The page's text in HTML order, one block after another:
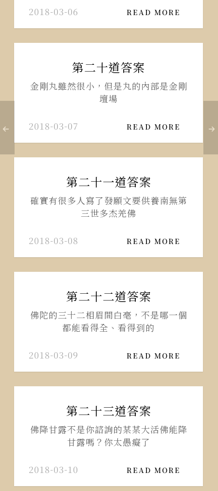
2018-03-06 READ MORE
第二十道答案
金剛丸雖然很小，但是丸的內部是金剛
壇場
2018-03-07 READ MORE
第二十一道答案
確實有很多人寫了發願文要供養南無第
三世多杰羌佛
2018-03-08 READ MORE
第二十二道答案
佛陀的三十二相眉間白毫，不是哪一個
都能看得全、看得到的
2018-03-09 READ MORE
第二十三道答案
佛降甘露不是你諮詢的某某大活佛能降
甘露嗎？你太愚癡了
2018-03-10 READ MORE